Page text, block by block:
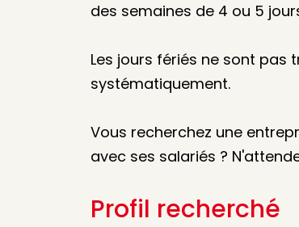
des semaines de 4 ou 5
Les jours fériés ne sont pas
systématiquement.
Vous recherchez une
avec ses salariés ?
Profil recherché